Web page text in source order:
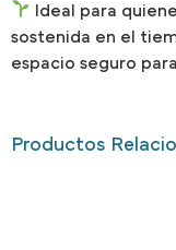
Ideal para
sostenida en el
espacio seguro
Productos